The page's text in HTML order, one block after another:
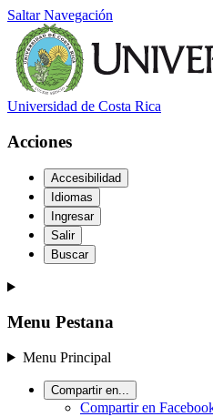
Saltar Navegación
Universidad de Costa Rica
Acciones
Accesibilidad
Idiomas
Ingresar
Salir
Buscar
Menu Pestana
Menu Principal
Compartir en...
Compartir en